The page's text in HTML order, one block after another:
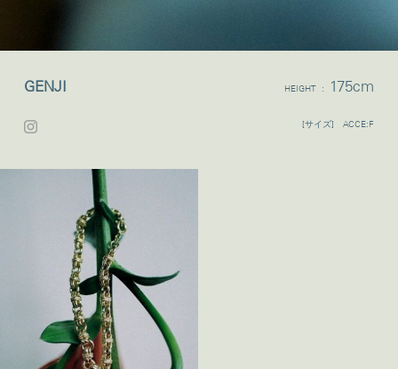
GENJI HEIGHT : 175cm
[サイズ] ACCE:F